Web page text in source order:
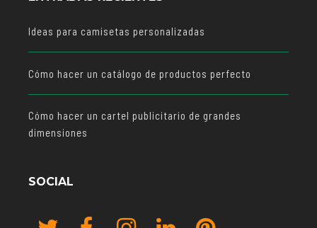
Ideas para camisetas personalizadas
Cómo hacer un catálogo de productos perfecto
Cómo hacer un cartel publicitario de grandes
dimensiones
SOCIAL